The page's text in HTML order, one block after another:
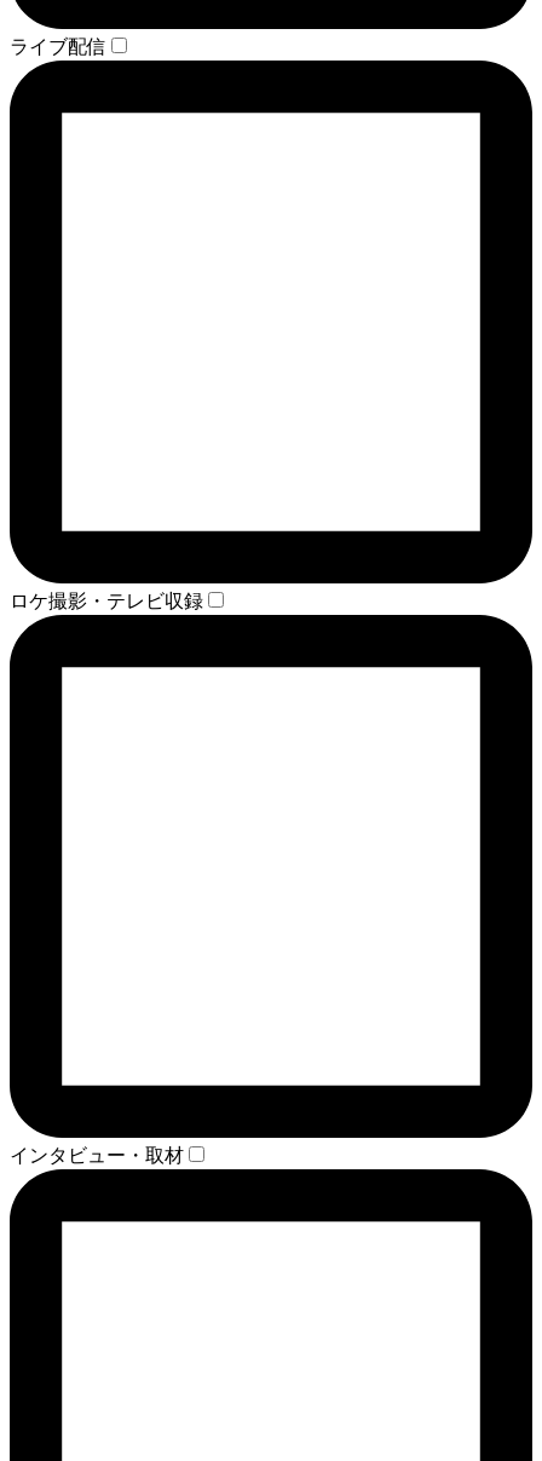
ライブ配信
ロケ撮影・テレビ収録
インタビュー・取材